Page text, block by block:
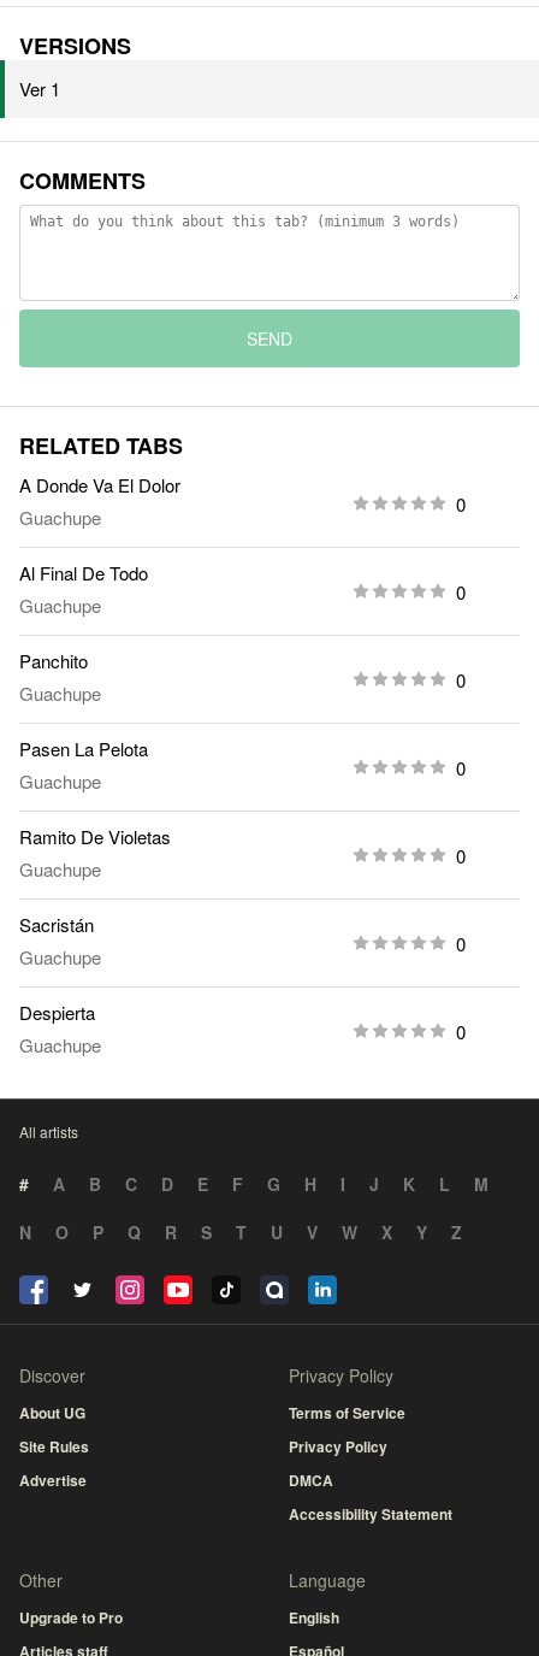
VERSIONS
Ver 1
COMMENTS
SEND
RELATED TABS
A Donde Va El Dolor
Guachupe
0
Al Final De Todo
Guachupe
0
Panchito
Guachupe
0
Pasen La Pelota
Guachupe
0
Ramito De Violetas
Guachupe
0
Sacristán
Guachupe
0
Despierta
Guachupe
0
All artists
# A B C D E F G H I J K L
M
N
O P Q R S T U V W X Y Z
Discover
About UG
Site Rules
Advertise
Privacy Policy
Terms of Service
Privacy Policy
DMCA
Accessibility Statement
Other
Upgrade to Pro
Articles staff
Language
English
Español